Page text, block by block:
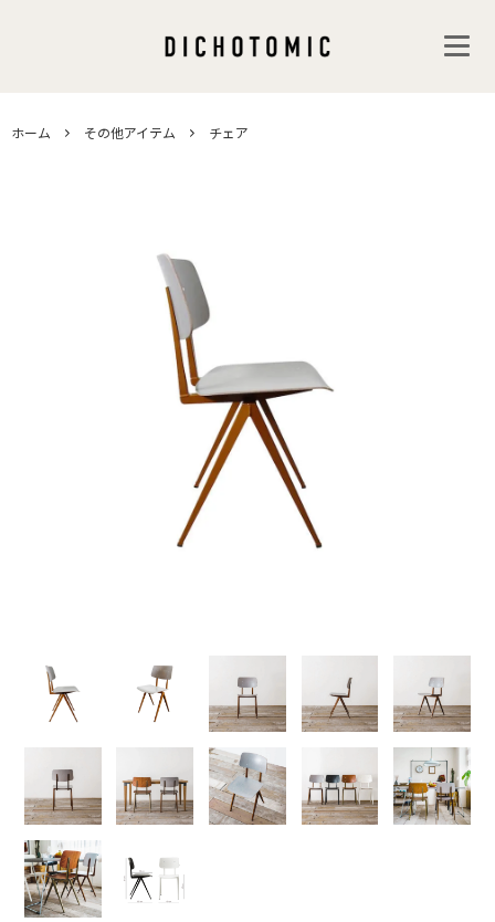
ホーム その他アイテム チェア